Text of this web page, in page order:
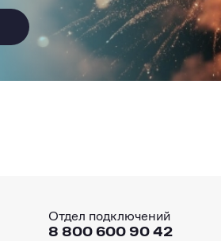
Отдел подключений
8 800 600 90 42